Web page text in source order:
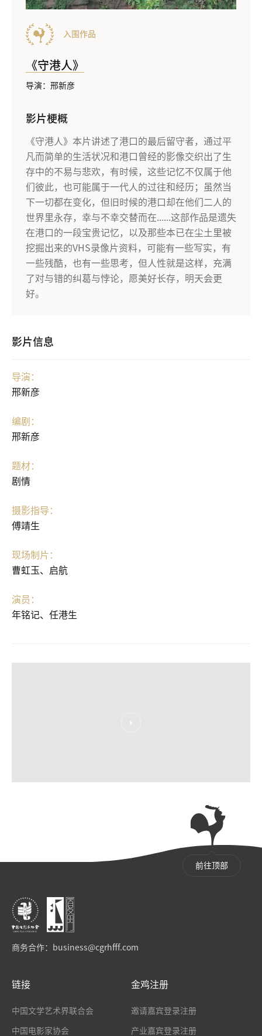
《守港人》
入围作品
导演：邢新彦
影片梗概
《守港人》本片讲述了港口的最后留守者，通过平
凡而简单的生活状况和港口曾经的影像交织出了生
存中的不易与悲欢，有时候，这些记忆不仅属于他
们彼此，也可能属于一代人的过往和经历；虽然当
下一切都在变化，但旧时候的港口却在他们二人的
世界里永存，幸与不幸交替而在......这部作品是遗失
在港口的一段宝贵记忆，以及那些本已在尘土里被
挖掘出来的VHS录像片资料，可能有一些写实，有
一些残酷，也有一些思考，但人性就是这样，充满
了对与错的纠葛与悖论，愿美好长存，明天会更
好。
影片信息
导演：
邢新彦
编剧：
邢新彦
题材：
剧情
摄影指导：
傅靖生
现场制片：
曹虹玉、启航
演员：
年铭记、任港生
前往顶部
商务合作： business@cgrhfff.com
链接
中国文学艺术界联合会
中国电影家协会
金鸡注册
邀请嘉宾登录注册
产业嘉宾登录注册